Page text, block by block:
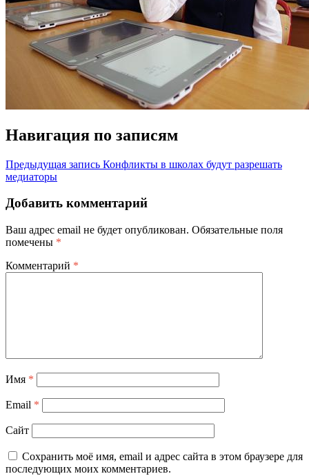
Навигация по записям
Предыдущая запись Конфликты в школах будут разрешать
медиаторы
Добавить комментарий
Ваш адрес email не будет опубликован. Обязательные поля
помечены *
Комментарий *
Имя *
Email *
Сайт
Сохранить моё имя, email и адрес сайта в этом браузере для
последующих моих комментариев.